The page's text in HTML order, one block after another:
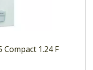
Compact 1.24 F